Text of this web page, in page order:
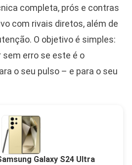
completa, prós e contras
com rivais diretos, além de
O objetivo é simples:
sem erro se este é o
o seu pulso – e para o seu
Galaxy S24 Ultra